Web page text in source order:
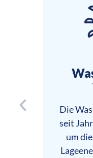
Die
seit
um